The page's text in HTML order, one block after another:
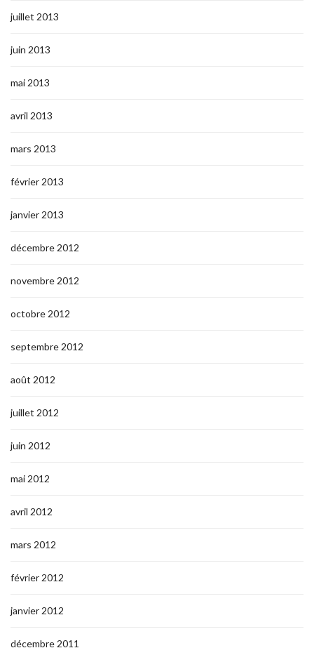
juillet 2013
juin 2013
mai 2013
avril 2013
mars 2013
février 2013
janvier 2013
décembre 2012
novembre 2012
octobre 2012
septembre 2012
août 2012
juillet 2012
juin 2012
mai 2012
avril 2012
mars 2012
février 2012
janvier 2012
décembre 2011